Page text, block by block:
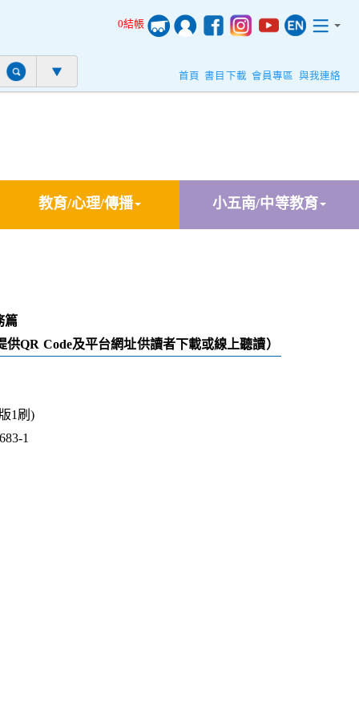
0結帳
首頁 書目下載 會員專區 與我連絡
教育/心理/傳播 小五南/中等教育
篇
QR Code及平台網址供讀者下載或線上聽讀）
1刷)
1